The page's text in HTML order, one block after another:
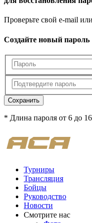
Проверьте свой e-mail
Создайте новый пароль
Сохранить
* Длина пароля от 6 до
Турниры
Трансляция
Бойцы
Руководство
Новости
Смотрите нас